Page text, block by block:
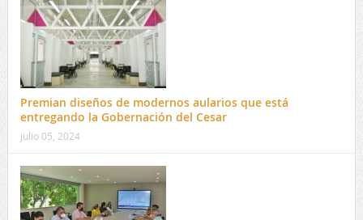
Premian diseños de modernos aularios que está
entregando la Gobernación del Cesar
julio 05, 2024